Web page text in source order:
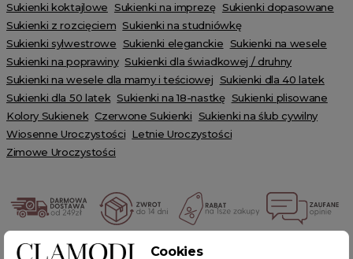
Sukienki koktajlowe Sukienki na imprezę Sukienki dopasowane
Sukienki z rozcięciem Sukienki na studniówkę
Sukienki sylwestrowe Sukienki eleganckie Sukienki na wesele
Sukienki na poprawiny Sukienki dla świadkowej / druhny
Sukienki na wesele dla mamy i teściowej Sukienki dla 40 latek
Sukienki dla 50 latek Sukienki na 18-nastkę Sukienki plisowane
Kolory Sukienek Czerwone Sukienki Sukienki na ślub cywilny
Wiosenne Uroczystości Letnie Uroczystości
Zimowe Uroczystości
POWIĄZANE TAGI Cookies